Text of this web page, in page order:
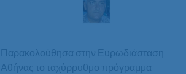
Παρακολούθησα στην Ευρωδιάσταση
Αθήνας το ταχύρρυθμο πρόγραμμα